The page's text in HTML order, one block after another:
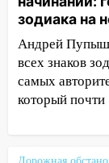
08:19
пропал
08:11 На
07:30
зодиака на
Андрей
всех знаков
самых
который почти